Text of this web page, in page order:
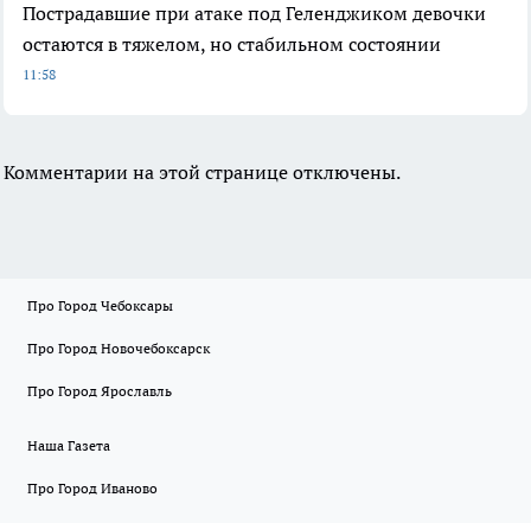
Пострадавшие при атаке под Геленджиком девочки
остаются в тяжелом, но стабильном состоянии
11:58
Комментарии на этой странице отключены.
Про Город Чебоксары
Про Город Новочебоксарск
Про Город Ярославль
Наша Газета
Про Город Иваново